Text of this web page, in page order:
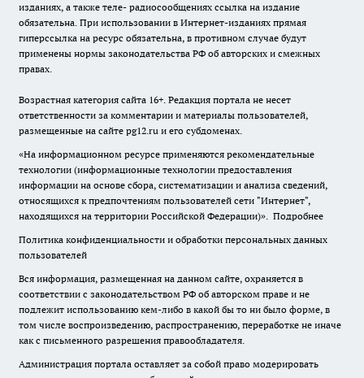
изданиях, а также теле- радиосообщениях ссылка на издание
обязательна. При использовании в Интернет-изданиях прямая
гиперссылка на ресурс обязательна, в противном случае будут
применены нормы законодательства РФ об авторских и смежных
правах.
Возрастная категория сайта 16+. Редакция портала не несет
ответственности за комментарии и материалы пользователей,
размещенные на сайте pg12.ru и его субдоменах.
«На информационном ресурсе применяются рекомендательные
технологии (информационные технологии предоставления
информации на основе сбора, систематизации и анализа сведений,
относящихся к предпочтениям пользователей сети "Интернет",
находящихся на территории Российской Федерации)». Подробнее
Политика конфиденциальности и обработки персональных данных
пользователей
Вся информация, размещенная на данном сайте, охраняется в
соответствии с законодательством РФ об авторском праве и не
подлежит использованию кем-либо в какой бы то ни было форме, в
том числе воспроизведению, распространению, переработке не иначе
как с письменного разрешения правообладателя.
Администрация портала оставляет за собой право модерировать